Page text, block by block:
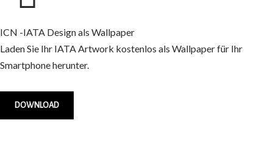
ICN -IATA Design als Wallpaper
Laden Sie Ihr IATA Artwork kostenlos als Wallpaper für Ihr
Smartphone herunter.
DOWNLOAD